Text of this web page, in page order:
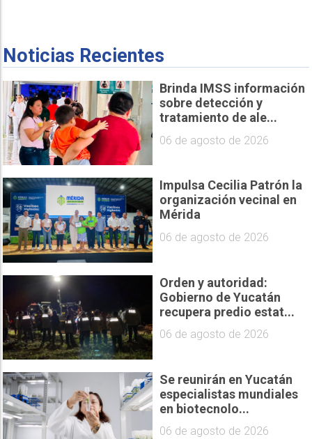
Noticias Recientes
Brinda IMSS información
sobre detección y
tratamiento de ale...
06 de agosto de 2026
Impulsa Cecilia Patrón la
organización vecinal en
Mérida
06 de agosto de 2026
Orden y autoridad:
Gobierno de Yucatán
recupera predio estat...
06 de agosto de 2026
Se reunirán en Yucatán
especialistas mundiales
en biotecnolo...
06 de agosto de 2026